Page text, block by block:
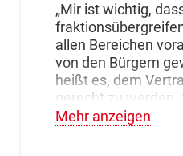
„Mir ist wichtig,
allen Bereichen
von den Bürgern
heißt es, dem
gerecht zu werden.
kulturellen Bereich
Mehr anzeigen